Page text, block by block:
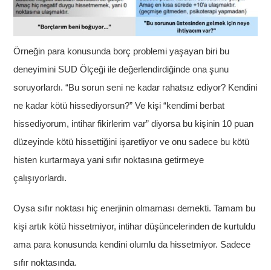
Örneğin para konusunda borç problemi yaşayan biri bu
deneyimini SUD Ölçeği ile değerlendirdiğinde ona şunu
soruyorlardı. “Bu sorun seni ne kadar rahatsız ediyor? Kendini
ne kadar kötü hissediyorsun?” Ve kişi “kendimi berbat
hissediyorum, intihar fikirlerim var” diyorsa bu kişinin 10 puan
düzeyinde kötü hissettiğini işaretliyor ve onu sadece bu kötü
histen kurtarmaya yani sıfır noktasına getirmeye
çalışıyorlardı.
Oysa sıfır noktası hiç enerjinin olmaması demekti. Tamam bu
kişi artık kötü hissetmiyor, intihar düşüncelerinden de kurtuldu
ama para konusunda kendini olumlu da hissetmiyor. Sadece
sıfır noktasında.